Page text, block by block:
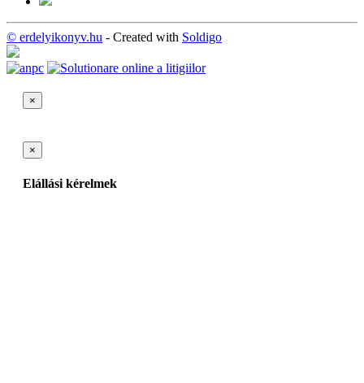
© erdelyikonyv.hu - Created with Soldigo
×
×
Elállási kérelmek